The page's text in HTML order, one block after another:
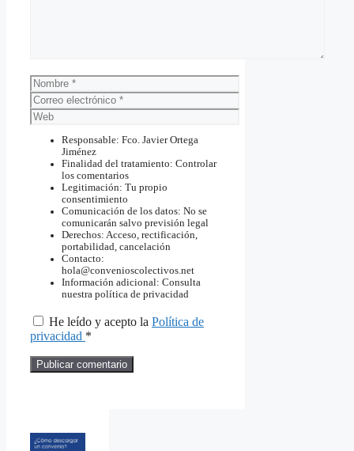
Nombre
Correo
electrónico
Web
Responsable: Fco. Javier Ortega
Jiménez
Finalidad del tratamiento: Controlar
los comentarios
Legitimación: Tu propio
consentimiento
Comunicación de los datos: No se
comunicarán salvo previsión legal
Derechos: Acceso, rectificación,
portabilidad, cancelación
Contacto:
hola@convenioscolectivos.net
Información adicional: Consulta
nuestra política de privacidad
He leído y acepto la Política de
privacidad *